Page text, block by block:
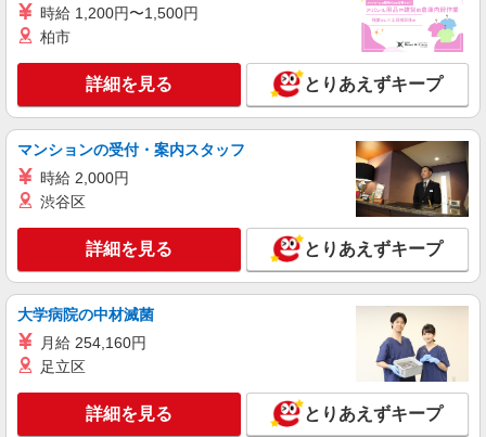
時給 1,200円〜1,500円
柏市
詳細を見る とりあえずキープ
マンションの受付・案内スタッフ
時給 2,000円
渋谷区
詳細を見る とりあえずキープ
大学病院の中材滅菌
月給 254,160円
足立区
詳細を見る とりあえずキープ